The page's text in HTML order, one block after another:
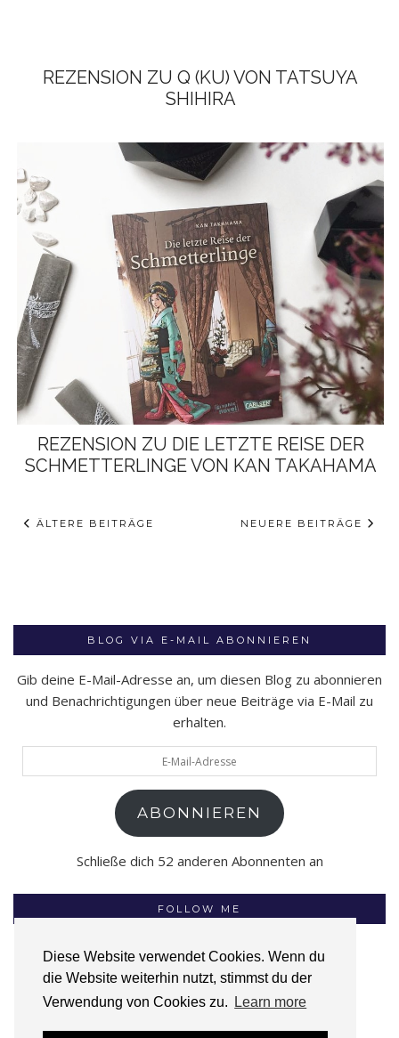
Diese Website verwendet Cookies. Wenn du
die Website weiterhin nutzt, stimmst du der
Verwendung von Cookies zu.
Learn more
REZENSION ZU Q (KU) VON TATSUYA
SHIHIRA
REZENSION ZU DIE LETZTE REISE DER
SCHMETTERLINGE VON KAN TAKAHAMA
ÄLTERE BEITRÄGE NEUERE BEITRÄGE
BLOG VIA E-MAIL ABONNIEREN
Gib deine E-Mail-Adresse an, um diesen Blog zu abonnieren
und Benachrichtigungen über neue Beiträge via E-Mail zu
erhalten.
Mail-
ABONNIEREN
Schließe dich 52 anderen Abonnenten an
FOLLOW ME
INSTAGRAM FACEBOOK GOODREADS